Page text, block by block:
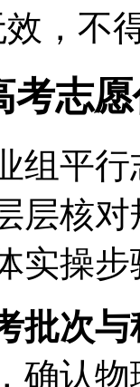
，不
考志
组平
层核
实操
批次与
确认